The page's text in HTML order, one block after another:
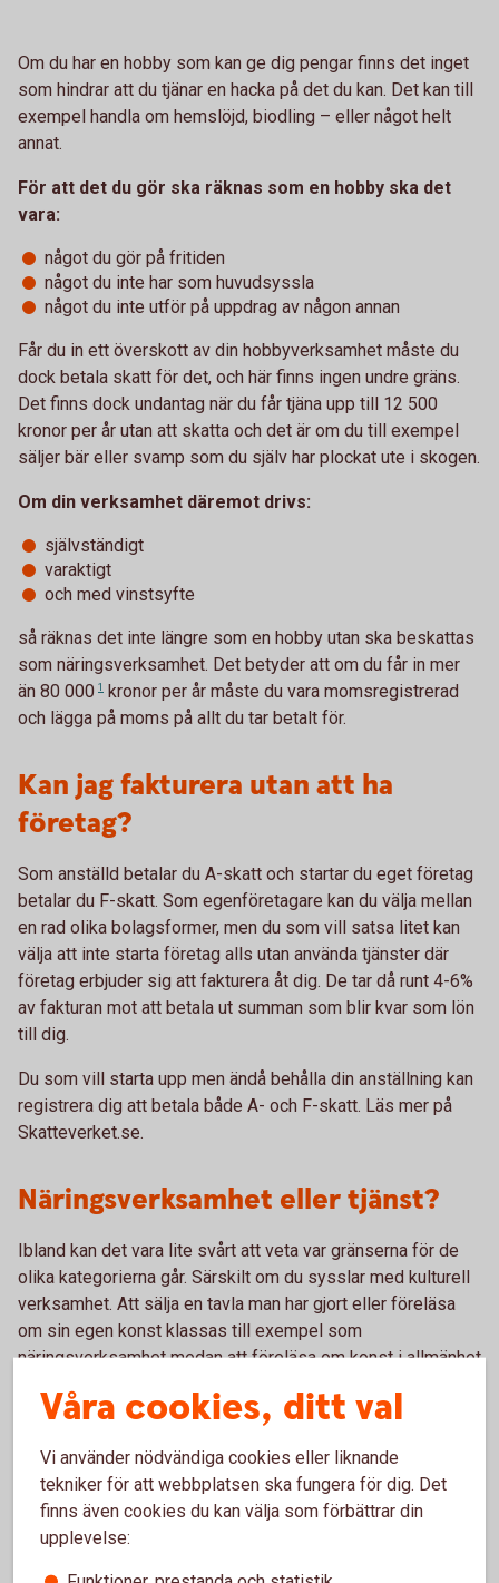
Om du har en hobby som kan ge dig pengar finns det inget
som hindrar att du tjänar en hacka på det du kan. Det kan till
exempel handla om hemslöjd, biodling – eller något helt
annat.
För att det du gör ska räknas som en hobby ska det
vara:
något du gör på fritiden
något du inte har som huvudsyssla
något du inte utför på uppdrag av någon annan
Får du in ett överskott av din hobbyverksamhet måste du
dock betala skatt för det, och här finns ingen undre gräns.
Det finns dock undantag när du får tjäna upp till 12 500
kronor per år utan att skatta och det är om du till exempel
säljer bär eller svamp som du själv har plockat ute i skogen.
Om din verksamhet däremot drivs:
självständigt
varaktigt
och med vinstsyfte
så räknas det inte längre som en hobby utan ska beskattas
som näringsverksamhet. Det betyder att om du får in mer
än 80 000 1 kronor per år måste du vara momsregistrerad
och lägga på moms på allt du tar betalt för.
Kan jag fakturera utan att ha
företag?
Som anställd betalar du A-skatt och startar du eget företag
betalar du F-skatt. Som egenföretagare kan du välja mellan
en rad olika bolagsformer, men du som vill satsa litet kan
välja att inte starta företag alls utan använda tjänster där
företag erbjuder sig att fakturera åt dig. De tar då runt 4-6%
av fakturan mot att betala ut summan som blir kvar som lön
till dig.
Du som vill starta upp men ändå behålla din anställning kan
registrera dig att betala både A- och F-skatt. Läs mer på
Skatteverket.se.
Näringsverksamhet eller tjänst?
Ibland kan det vara lite svårt att veta var gränserna för de
olika kategorierna går. Särskilt om du sysslar med kulturell
verksamhet. Att sälja en tavla man har gjort eller föreläsa
om sin egen konst klassas till exempel som
näringsverksamhet medan att föreläsa om konst i allmänhet
osäker kan du alltid fråga Skatteverket.
1
Du som har en försäljning där
beskattningsunderlaget inte överstiger 80 000
kronor under ett beskattningsår omfattas av
Våra cookies, ditt val
Vi använder nödvändiga cookies eller liknande
tekniker för att webbplatsen ska fungera för dig. Det
finns även cookies du kan välja som förbättrar din
upplevelse: